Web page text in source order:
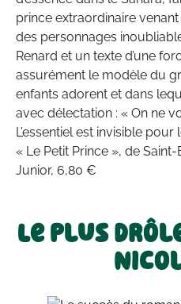
prince extraordinaire venant
des personnages
Renard et un texte d’une
assurément le modèle du
enfants adorent et dans
avec délectation : « On ne
L’essentiel est invisible pour
« Le Petit Prince », de
Junior, 6,80 €
Le plus